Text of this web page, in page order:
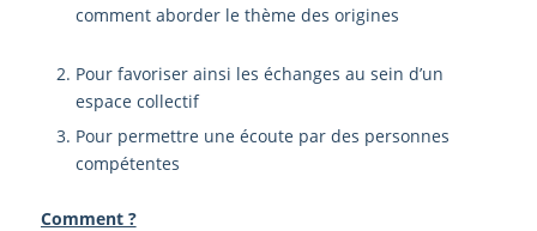
comment aborder le thème des origines
Pour favoriser ainsi les échanges au sein d’un
espace collectif
Pour permettre une écoute par des personnes
compétentes
Comment ?